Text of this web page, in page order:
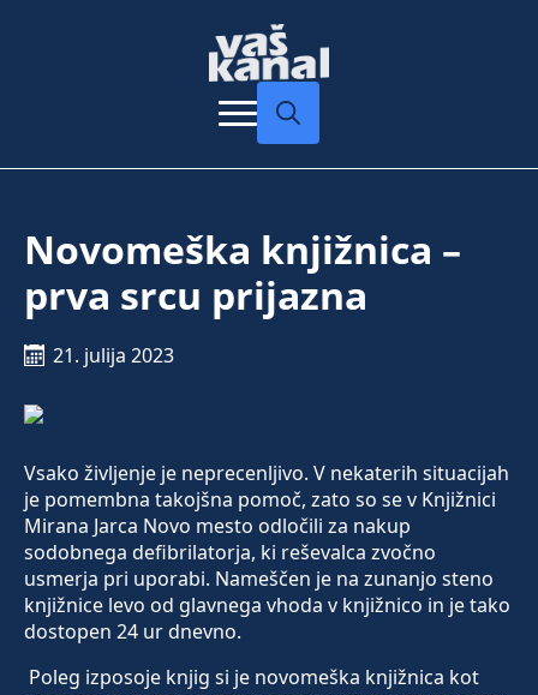
Novomeška knjižnica –
prva srcu prijazna
21. julija 2023
Vsako življenje je neprecenljivo. V nekaterih situacijah
je pomembna takojšna pomoč, zato so se v Knjižnici
Mirana Jarca Novo mesto odločili za nakup
sodobnega defibrilatorja, ki reševalca zvočno
usmerja pri uporabi. Nameščen je na zunanjo steno
knjižnice levo od glavnega vhoda v knjižnico in je tako
dostopen 24 ur dnevno.
Poleg izposoje knjig si je novomeška knjižnica kot